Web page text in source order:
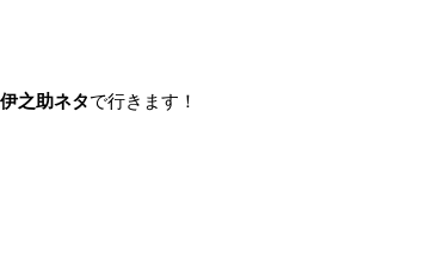
之助ネタで行きます！